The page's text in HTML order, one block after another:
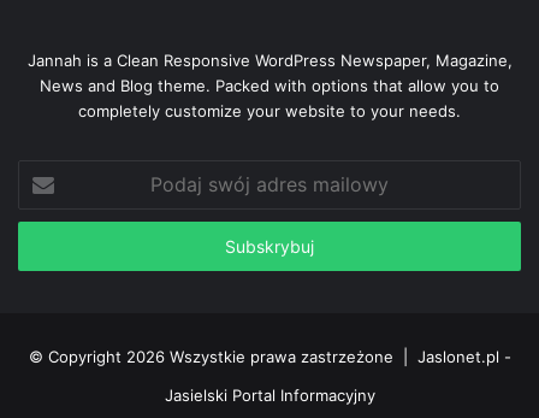
Jannah is a Clean Responsive WordPress Newspaper, Magazine,
News and Blog theme. Packed with options that allow you to
completely customize your website to your needs.
Podaj
swój
adres
© Copyright 2026 Wszystkie prawa zastrzeżone | Jaslonet.pl -
Jasielski Portal Informacyjny